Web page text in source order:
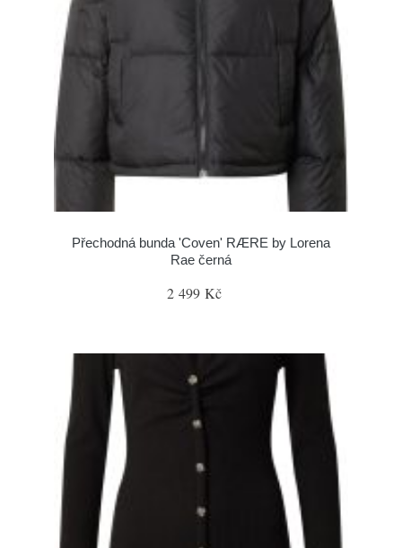
Přechodná bunda 'Coven' RÆRE by Lorena
Rae černá
2 499 Kč